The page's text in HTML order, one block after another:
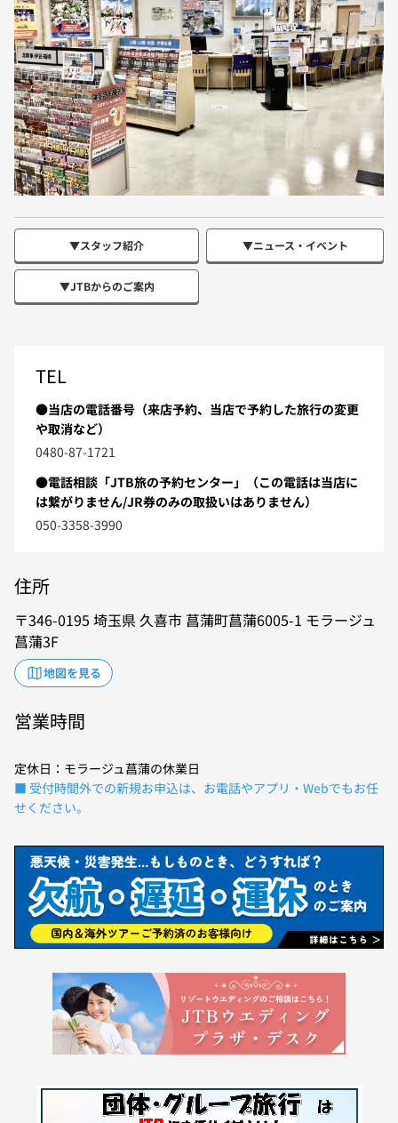
▼スタッフ紹介 ▼ニュース・イベント
▼JTBからのご案内
TEL
●当店の電話番号（来店予約、当店で予約した旅行の変更
や取消など）
0480-87-1721
●電話相談「JTB旅の予約センター」（この電話は当店に
は繋がりません/JR券のみの取扱いはありません）
050-3358-3990
住所
346-0195 埼玉県久喜市 菖蒲町菖蒲6005-1 モラージュ
菖蒲3F
地図を見る
営業時間
定休日：モラージュ菖蒲の休業日
■ 受付時間外での新規お申込は、お電話やアプリ・Webでもお任
せください。